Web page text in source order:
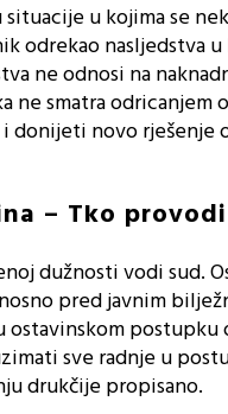
u kojima se
odrekao nasljedstva
ne odnosi na
smatra odricanjem
novo rješenje
– Tko
dužnosti vodi sud.
pred javnim
postupku
sve radnje u
drukčije propisano.